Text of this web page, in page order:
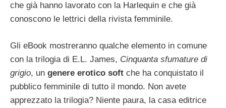
che già hanno lavorato con la Harlequin e che già
conoscono le lettrici della rivista femminile.
Gli eBook mostreranno qualche elemento in comune
con la trilogia di E.L. James, Cinquanta sfumature di
grigio, un genere erotico soft che ha conquistato il
pubblico femminile di tutto il mondo. Non avete
apprezzato la trilogia? Niente paura, la casa editrice